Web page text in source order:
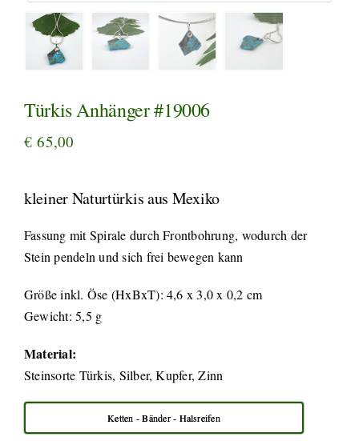
Türkis Anhänger #19006
€ 65,00
kleiner Naturtürkis aus Mexiko
Fassung mit Spirale durch Frontbohrung, wodurch der
Stein pendeln und sich frei bewegen kann
Größe inkl. Öse (HxBxT): 4,6 x 3,0 x 0,2 cm
Gewicht: 5,5 g
Material:
Steinsorte Türkis, Silber, Kupfer, Zinn
Ketten - Bänder - Halsreifen